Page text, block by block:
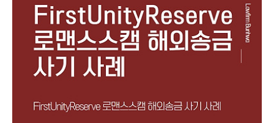
은 'DRW'라는 허위의 가상화폐 거래소 투자를 권유하면서 네
이버 밴드방, 카카오톡 단체채팅방 등을 통해 보너스 코인 지
급, 채굴 금액 적립, 비트코인 적립으로 고수익을 얻을 수 있다
며 피해자들에게 접근한 뒤 피해자들을 속여 투자자들로부터
투자를 유도하는 내용의 리딩방 투자사기 사례를 설명드리려